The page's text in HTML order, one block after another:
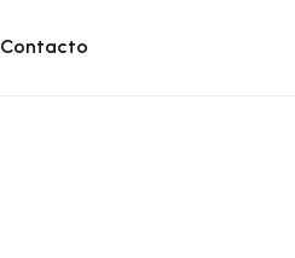
Contacto